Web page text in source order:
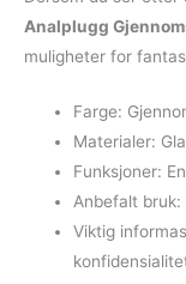
Analplugg
muligheter for
Farge:
Materialer:
Funksjoner:
Anbefalt bruk:
Viktig